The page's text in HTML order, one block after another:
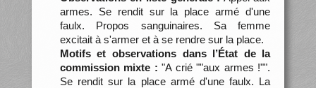
armes. Se rendit sur la place armé d'une
faulx. Propos sanguinaires. Sa femme
excitait à s'armer et à se rendre sur la place.
Motifs et observations dans l’État de la
commission mixte : "A crié ""aux armes !"".
Se rendit sur la place armé d'une faulx. La